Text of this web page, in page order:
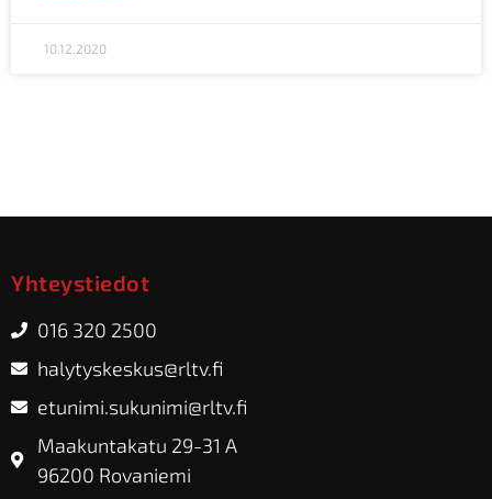
10.12.2020
Yhteystiedot
016 320 2500
halytyskeskus@rltv.fi
etunimi.sukunimi@rltv.fi
Maakuntakatu 29-31 A
96200 Rovaniemi